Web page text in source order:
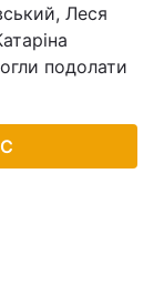
Леся
подолати